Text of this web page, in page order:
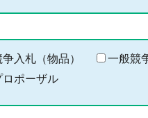
入札（物品）
一般競
ロポーザル